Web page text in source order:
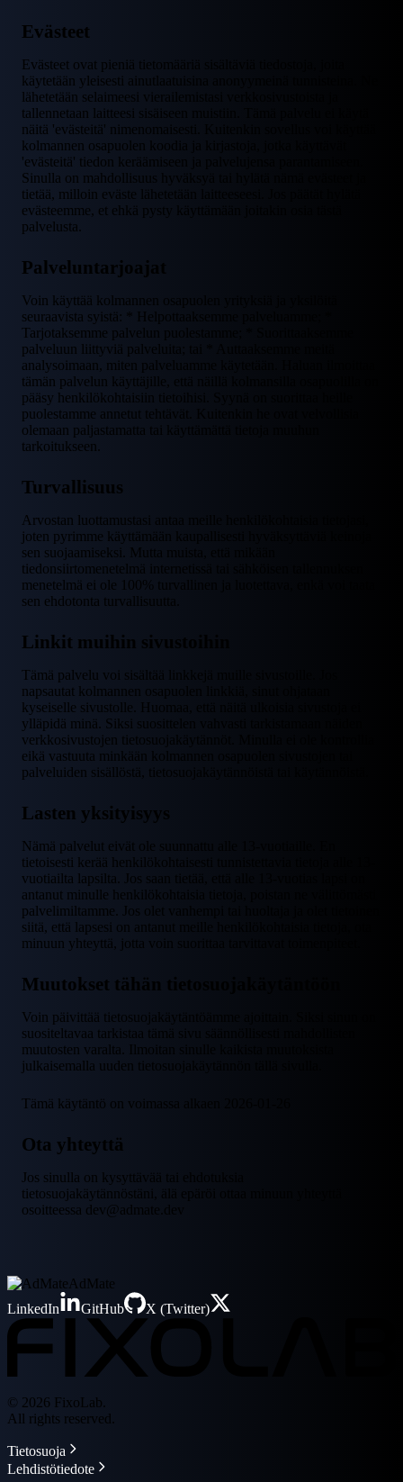
Evästeet
Evästeet ovat pieniä tietomääriä sisältäviä tiedostoja, joita
käytetään yleisesti ainutlaatuisina anonyymeinä tunnisteina. Ne
lähetetään selaimeesi vierailemistasi verkkosivustoista ja
tallennetaan laitteesi sisäiseen muistiin. Tämä palvelu ei käytä
näitä 'evästeitä' nimenomaisesti. Kuitenkin sovellus voi käyttää
kolmannen osapuolen koodia ja kirjastoja, jotka käyttävät
'evästeitä' tiedon keräämiseen ja palvelujensa parantamiseen.
Sinulla on mahdollisuus hyväksyä tai hylätä nämä evästeet ja
tietää, milloin eväste lähetetään laitteeseesi. Jos päätät hylätä
evästeemme, et ehkä pysty käyttämään joitakin osia tästä
palvelusta.
Palveluntarjoajat
Voin käyttää kolmannen osapuolen yrityksiä ja yksilöitä
seuraavista syistä: * Helpottaaksemme palveluamme; *
Tarjotaksemme palvelun puolestamme; * Suorittaaksemme
palveluun liittyviä palveluita; tai * Auttaaksemme meitä
analysoimaan, miten palveluamme käytetään. Haluan ilmoittaa
tämän palvelun käyttäjille, että näillä kolmansilla osapuolilla on
pääsy henkilökohtaisiin tietoihisi. Syynä on suorittaa heille
puolestamme annetut tehtävät. Kuitenkin he ovat velvollisia
olemaan paljastamatta tai käyttämättä tietoja muuhun
tarkoitukseen.
Turvallisuus
Arvostan luottamustasi antaa meille henkilökohtaisia tietojasi,
joten pyrimme käyttämään kaupallisesti hyväksyttäviä keinoja
sen suojaamiseksi. Mutta muista, että mikään
tiedonsiirtomenetelmä internetissä tai sähköisen tallennuksen
menetelmä ei ole 100% turvallinen ja luotettava, enkä voi taata
sen ehdotonta turvallisuutta.
Linkit muihin sivustoihin
Tämä palvelu voi sisältää linkkejä muille sivustoille. Jos
napsautat kolmannen osapuolen linkkiä, sinut ohjataan
kyseiselle sivustolle. Huomaa, että näitä ulkoisia sivustoja ei
ylläpidä minä. Siksi suosittelen vahvasti tarkistamaan näiden
verkkosivustojen tietosuojakäytännöt. Minulla ei ole kontrollia
eikä vastuuta minkään kolmannen osapuolen sivustojen tai
palveluiden sisällöstä, tietosuojakäytännöistä tai käytännöistä.
Lasten yksityisyys
Nämä palvelut eivät ole suunnattu alle 13-vuotiaille. En
tietoisesti kerää henkilökohtaisesti tunnistettavia tietoja alle 13-
vuotiailta lapsilta. Jos saan tietää, että alle 13-vuotias lapsi on
antanut minulle henkilökohtaisia tietoja, poistan ne välittömästi
palvelimiltamme. Jos olet vanhempi tai huoltaja ja olet tietoinen
siitä, että lapsesi on antanut meille henkilökohtaisia tietoja, ota
minuun yhteyttä, jotta voin suorittaa tarvittavat toimenpiteet.
Muutokset tähän tietosuojakäytäntöön
Voin päivittää tietosuojakäytäntöämme ajoittain. Siksi sinun on
suositeltavaa tarkistaa tämä sivu säännöllisesti mahdollisten
muutosten varalta. Ilmoitan sinulle kaikista muutoksista
julkaisemalla uuden tietosuojakäytännön tällä sivulla.
Tämä käytäntö on voimassa alkaen 2026-01-26
Ota yhteyttä
Jos sinulla on kysyttävää tai ehdotuksia
tietosuojakäytännöstäni, älä epäröi ottaa minuun yhteyttä
osoitteessa dev@admate.dev
AdMate
LinkedIn
GitHub X (Twitter)
© 2026 FixoLab.
All rights reserved.
Tietosuoja
Lehdistötiedote